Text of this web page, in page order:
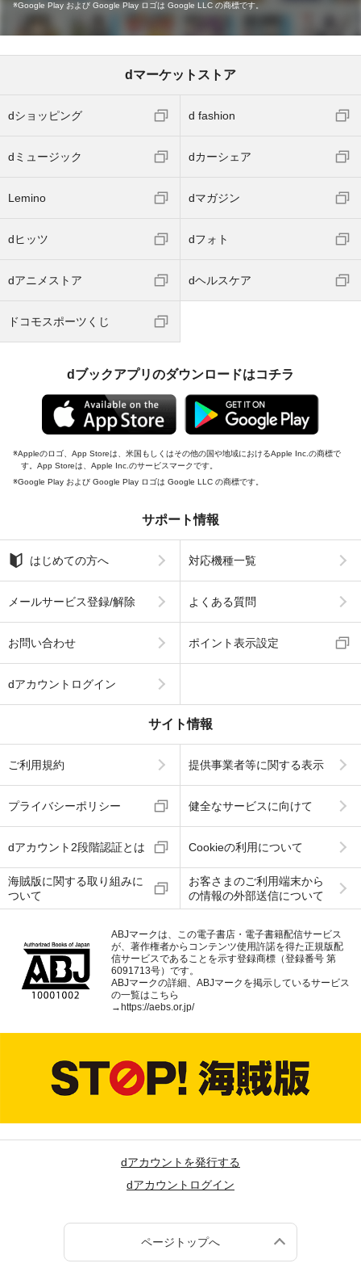
Google Play および Google Play ロゴは Google LLC の商標です。
dマーケットストア
dショッピング d fashion
dミュージック dカーシェア
Lemino dマガジン
dヒッツ dフォト
dアニメストア dヘルスケア
ドコモスポーツくじ
dブックアプリのダウンロードはコチラ
Appleのロゴ、App Storeは、米国もしくはその他の国や地域におけるApple Inc.の商標で
す。App Storeは、Apple Inc.のサービスマークです。
Google Play および Google Play ロゴは Google LLC の商標です。
サポート情報
はじめての方へ 対応機種一覧
メールサービス登録/解除 よくある質問
お問い合わせ ポイント表示設定
dアカウントログイン
サイト情報
ご利用規約 提供事業者等に関する表示
プライバシーポリシー 健全なサービスに向けて
dアカウント2段階認証とは Cookieの利用について
海賊版に関する取り組みに
ついて
お客さまのご利用端末から
の情報の外部送信について
ABJマークは、この電子書店・電子書籍配信サービス
が、著作権者からコンテンツ使用許諾を得た正規版配
信サービスであることを示す登録商標（登録番号 第
6091713号）です。
ABJマークの詳細、ABJマークを掲示しているサービス
の一覧はこちら
→https://aebs.or.jp/
dアカウントを発行する
dアカウントログイン
ページトップへ